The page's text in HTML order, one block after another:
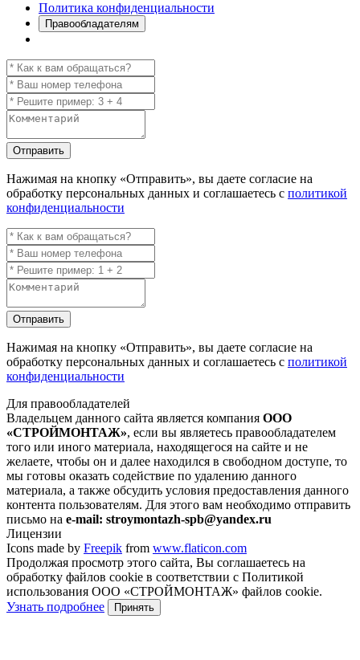
Политика конфиденциальности
Правообладателям
Отправить
Нажимая на кнопку «Отправить», вы даете согласие на
обработку персональных данных и соглашаетесь с политикой
конфиденциальности
Отправить
Нажимая на кнопку «Отправить», вы даете согласие на
обработку персональных данных и соглашаетесь с политикой
конфиденциальности
Для правообладателей
Владельцем данного сайта является компания ООО
«СТРОЙМОНТАЖ», если вы являетесь правообладателем
того или иного материала, находящегося на сайте и не
желаете, чтобы он и далее находился в свободном доступе, то
мы готовы оказать содействие по удалению данного
материала, а также обсудить условия предоставления данного
контента пользователям. Для этого вам необходимо отправить
письмо на e-mail: stroymontazh-spb@yandex.ru
Лицензии
Icons made by Freepik from www.flaticon.com
Продолжая просмотр этого сайта, Вы соглашаетесь на
обработку файлов cookie в соответствии с Политикой
использования ООО «СТРОЙМОНТАЖ» файлов cookie.
Узнать подробнее
Принять